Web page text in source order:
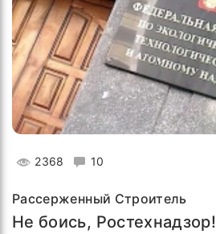
2368 10
Рассерженный Строитель
Не боись, Ростехнадзор!